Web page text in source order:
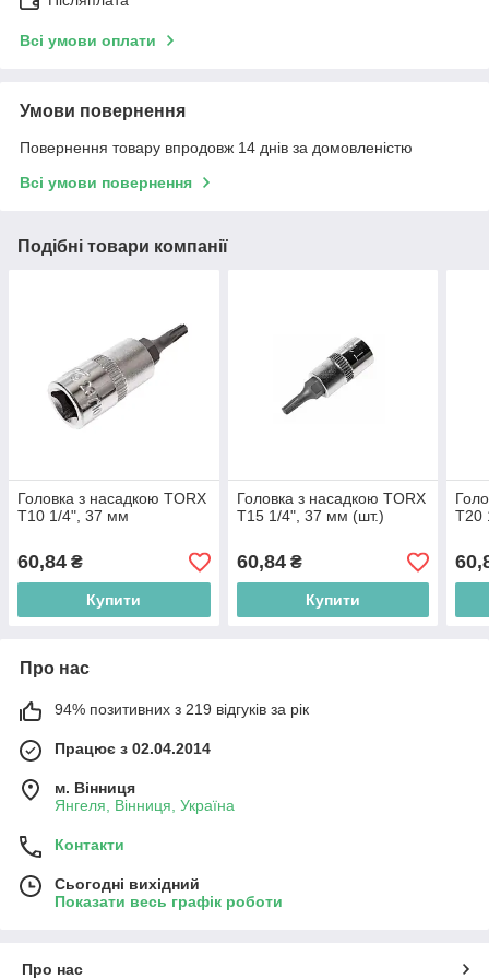
Всі умови оплати
Умови повернення
Повернення товару впродовж 14 днів за домовленістю
Всі умови повернення
Подібні товари компанії
Головка з насадкою TORX
T10 1/4", 37 мм
60,84 ₴
Купити
Головка з насадкою TORX
T15 1/4", 37 мм (шт.)
60,84₴
Купити
T20
Про нас
94% позитивних з 219 відгуків за рік
Працює з 02.04.2014
м. Вінниця
Янгеля, Вінниця, Україна
Контакти
Сьогодні вихідний
Показати весь графік роботи
Про нас